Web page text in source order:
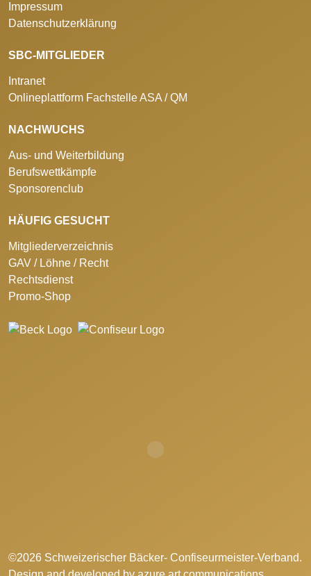
Impressum
Datenschutzerklärung
SBC-MITGLIEDER
Intranet
Onlineplattform Fachstelle ASA / QM
NACHWUCHS
Aus- und Weiterbildung
Berufswettkämpfe
Sponsorenclub
HÄUFIG GESUCHT
Mitgliederverzeichnis
GAV / Löhne / Recht
Rechtsdienst
Promo-Shop
©2026 Schweizerischer Bäcker- Confiseurmeister-Verband.